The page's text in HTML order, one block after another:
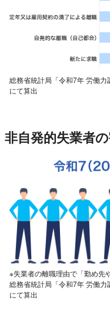
総務省統計局「令和7年 労働
にて算出
非自発的失業者
※失業者の離職理由で「勤め先
総務省統計局「令和7年 労働
にて算出